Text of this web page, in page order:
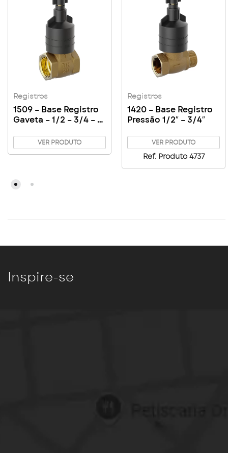
Registros
1509 – Base Registro
Gaveta – 1/2 – 3/4 – 1″
VER PRODUTO
Registros
1420 – Base Registro
Pressão 1/2″ – 3/4″
VER PRODUTO
Ref. Produto 4737
Inspire-se